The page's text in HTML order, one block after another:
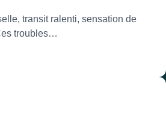
transit ralenti, sensation de
troubles…